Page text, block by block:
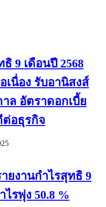
9 เดือนปี 2568
เนื่อง รับอานิสงส์
ล อัตราดอกเบี้ย
อธุรกิจ
ยงานกำไรสุทธิ 9
ไรพุ่ง 50.8 %